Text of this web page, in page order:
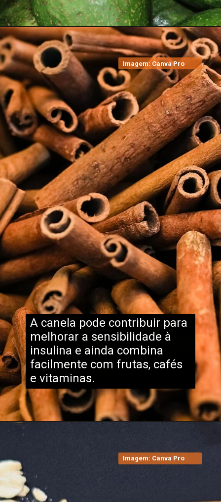
A canela pode contribuir para
melhorar a sensibilidade à
insulina e ainda combina
facilmente com frutas, cafés
e vitaminas.
Imagem: Canva Pro
Imagem: Canva Pro